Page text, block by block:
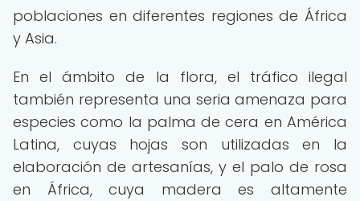
poblaciones en diferentes regiones de África
y Asia.
En el ámbito de la flora, el tráfico ilegal
también representa una seria amenaza para
especies como la palma de cera en América
Latina, cuyas hojas son utilizadas en la
elaboración de artesanías, y el palo de rosa
en África, cuya madera es altamente